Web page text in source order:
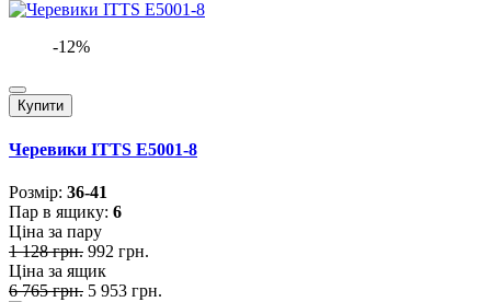
-12%
Купити
Черевики ITTS E5001-8
Розмiр: 36-41
Пар в ящику: 6
Ціна за пару
1 128 грн. 992 грн.
Ціна за ящик
6 765 грн. 5 953 грн.